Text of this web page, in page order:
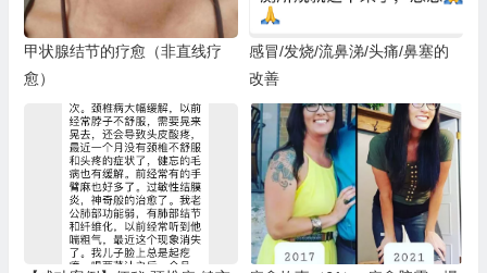
甲状腺结节的疗愈（非直线疗
愈）
感冒/发烧/流鼻涕/头痛/鼻塞的
改善